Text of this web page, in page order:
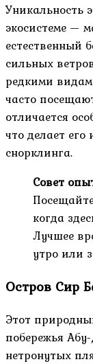
Уникальность
экосистеме —
сильных
редкими
часто
отличается
что делает
снорклинга.
Совет
когда
Лучшее
утро или
Остров Сир
Этот
побережья
нетронутых